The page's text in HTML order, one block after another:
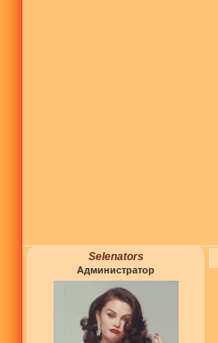
Selenators
Администратор